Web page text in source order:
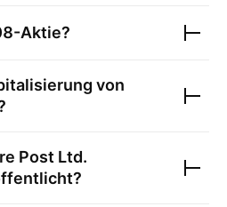
-Aktie?
von
Post Ltd.